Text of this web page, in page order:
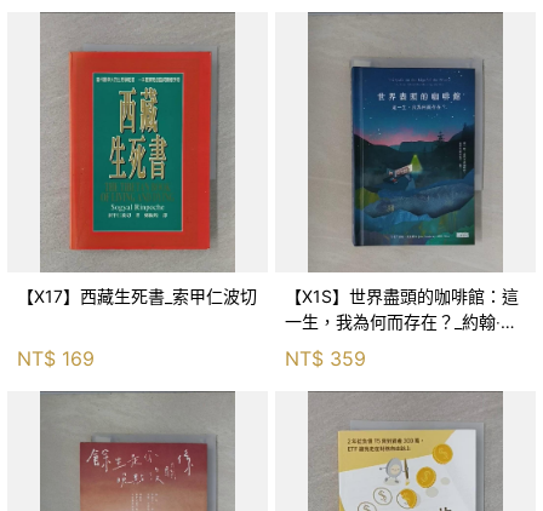
【X17】西藏生死書_索甲仁波切
NT$ 169
【X1S】世界盡頭的咖啡館：這
一生，我為何而存在？_約翰‧史
崔勒基, Elsa
NT$ 359